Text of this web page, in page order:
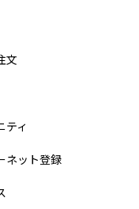
文
ティ
ネット登録